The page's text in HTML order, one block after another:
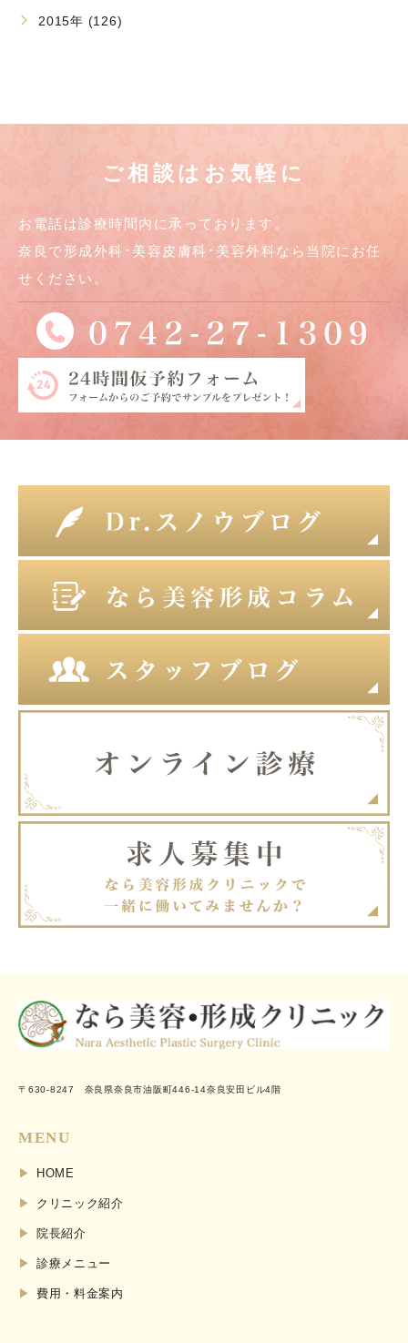
2015年 (126)
ご相談はお気軽に
お電話は診療時間内に承っております。
奈良で形成外科･美容皮膚科･美容外科なら当院にお任
せください。
〒630-8247 奈良県奈良市油阪町446-14奈良安田ビル4階
MENU
HOME
クリニック紹介
院長紹介
診療メニュー
費用・料金案内